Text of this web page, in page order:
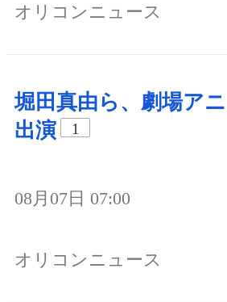
オリコンニュース
堀田真由ら、劇場ア
出演
1
08月07日 07:00
オリコンニュース